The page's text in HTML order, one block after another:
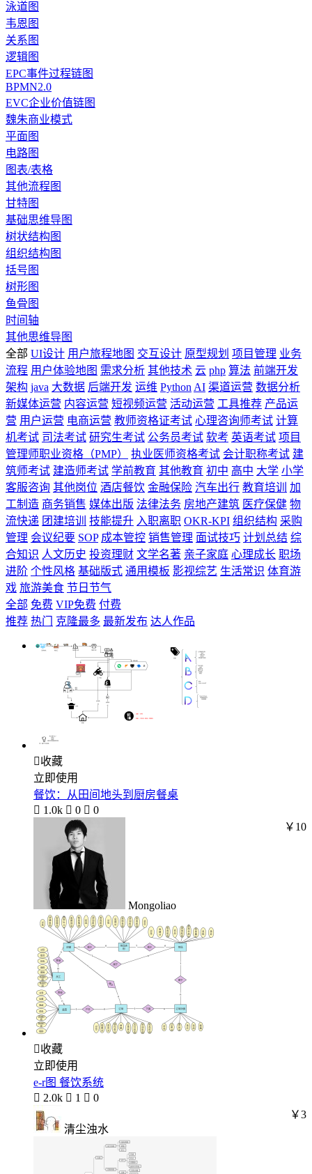
泳道图
韦恩图
关系图
逻辑图
EPC事件过程链图
BPMN2.0
EVC企业价值链图
魏朱商业模式
平面图
电路图
图表/表格
其他流程图
甘特图
基础思维导图
树状结构图
组织结构图
括号图
树形图
鱼骨图
时间轴
其他思维导图
全部 UI设计 用户旅程地图 交互设计 原型规划 项目管理 业务
流程 用户体验地图 需求分析 其他技术 云 php 算法 前端开发
架构 java 大数据 后端开发 运维 Python AI 渠道运营 数据分析
新媒体运营 内容运营 短视频运营 活动运营 工具推荐 产品运
营 用户运营 电商运营 教师资格证考试 心理咨询师考试 计算
机考试 司法考试 研究生考试 公务员考试 软考 英语考试 项目
管理师职业资格（PMP）
执业医师资格考试 会计职称考试 建
筑师考试 建造师考试 学前教育 其他教育 初中 高中 大学 小学
客服咨询 其他岗位 酒店餐饮 金融保险 汽车出行 教育培训
加
工制造 商务销售 媒体出版 法律法务 房地产建筑 医疗保健 物
流快递 团建培训 技能提升 入职离职 OKR-KPI 组织结构 采购
管理 会议纪要 SOP 成本管控 销售管理 面试技巧 计划总结 综
合知识 人文历史 投资理财 文学名著 亲子家庭 心理成长 职场
进阶 个性风格 基础版式 通用模板 影视综艺 生活常识 体育游
戏 旅游美食 节日节气
全部 免费 VIP免费 付费
推荐 热门 克隆最多 最新发布 达人作品
收藏
立即使用
餐饮：从田间地头到厨房餐桌
 1.0k  0  0
Mongoliao
￥10
收藏
立即使用
e-r图 餐饮系统
 2.0k  1  0
清尘浊水
￥3